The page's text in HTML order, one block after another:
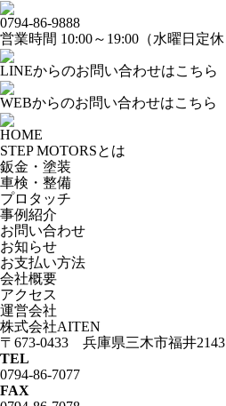
0794-86-9888
営業時間 10:00～19:00（水曜日定休
LINEからのお問い合わせはこちら
WEBからのお問い合わせはこちら
HOME
STEP MOTORSとは
鈑金・塗装
車検・整備
プロタッチ
事例紹介
お問い合わせ
お知らせ
お支払い方法
会社概要
アクセス
運営会社
株式会社AITEN
〒673-0433 兵庫県三木市福井2143
TEL
0794-86-7077
FAX